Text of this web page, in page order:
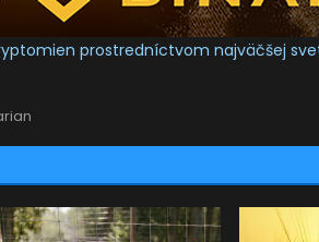
prostredníctvom najväčšej